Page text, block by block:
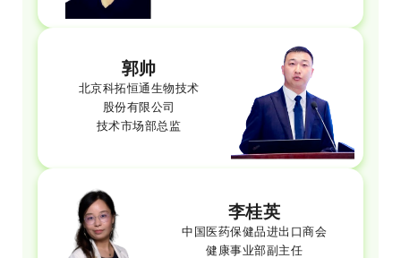
郭帅
北京科拓恒通生物技术
股份有限公司
技术市场部总监
李桂英
中国医药保健品进出口商会
健康事业部副主任